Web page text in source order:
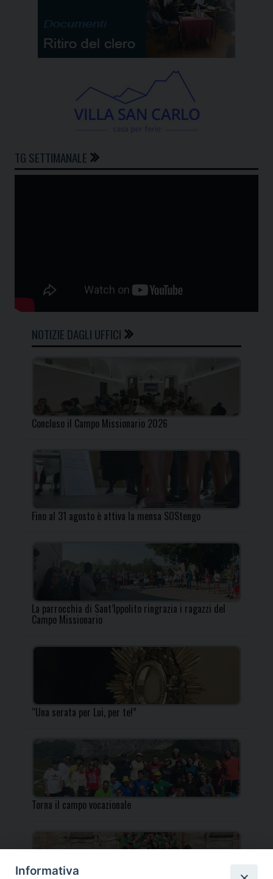
TG SETTIMANALE
NOTIZIE DAGLI UFFICI
Concluso il Campo Missionario 2026
Fino al 31 agosto è attiva la mensa SOStengo
La parrocchia di Sant’Ippolito ringrazia i ragazzi del
Campo Missionario
“Una serata per Lui, per te!”
Torna il campo vocazionale
Informativa